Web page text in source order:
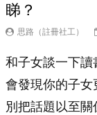
睇？
思路（註冊社工）
和子女談一下
會發現你的子女
別把話題以至